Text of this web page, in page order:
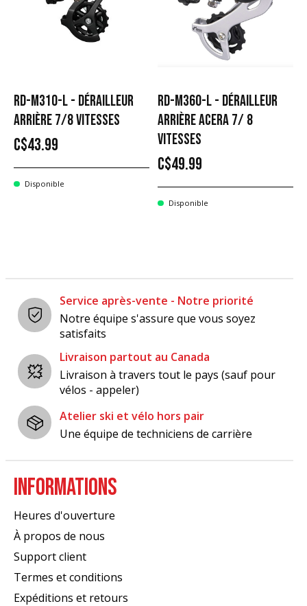
RD-M310-L - DÉRAILLEUR
ARRIÈRE 7/8 VITESSES
C$43.99
Disponible
RD-M360-L - DÉRAILLEUR
ARRIÈRE ACERA 7/ 8
VITESSES
C$49.99
Disponible
Service après-vente - Notre priorité
Notre équipe s'assure que vous soyez
satisfaits
Livraison partout au Canada
Livraison à travers tout le pays (sauf pour
vélos - appeler)
Atelier ski et vélo hors pair
Une équipe de techniciens de carrière
INFORMATIONS
Heures d'ouverture
À propos de nous
Support client
Termes et conditions
Expéditions et retours